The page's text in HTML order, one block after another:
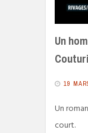
Un
19
Un
court.